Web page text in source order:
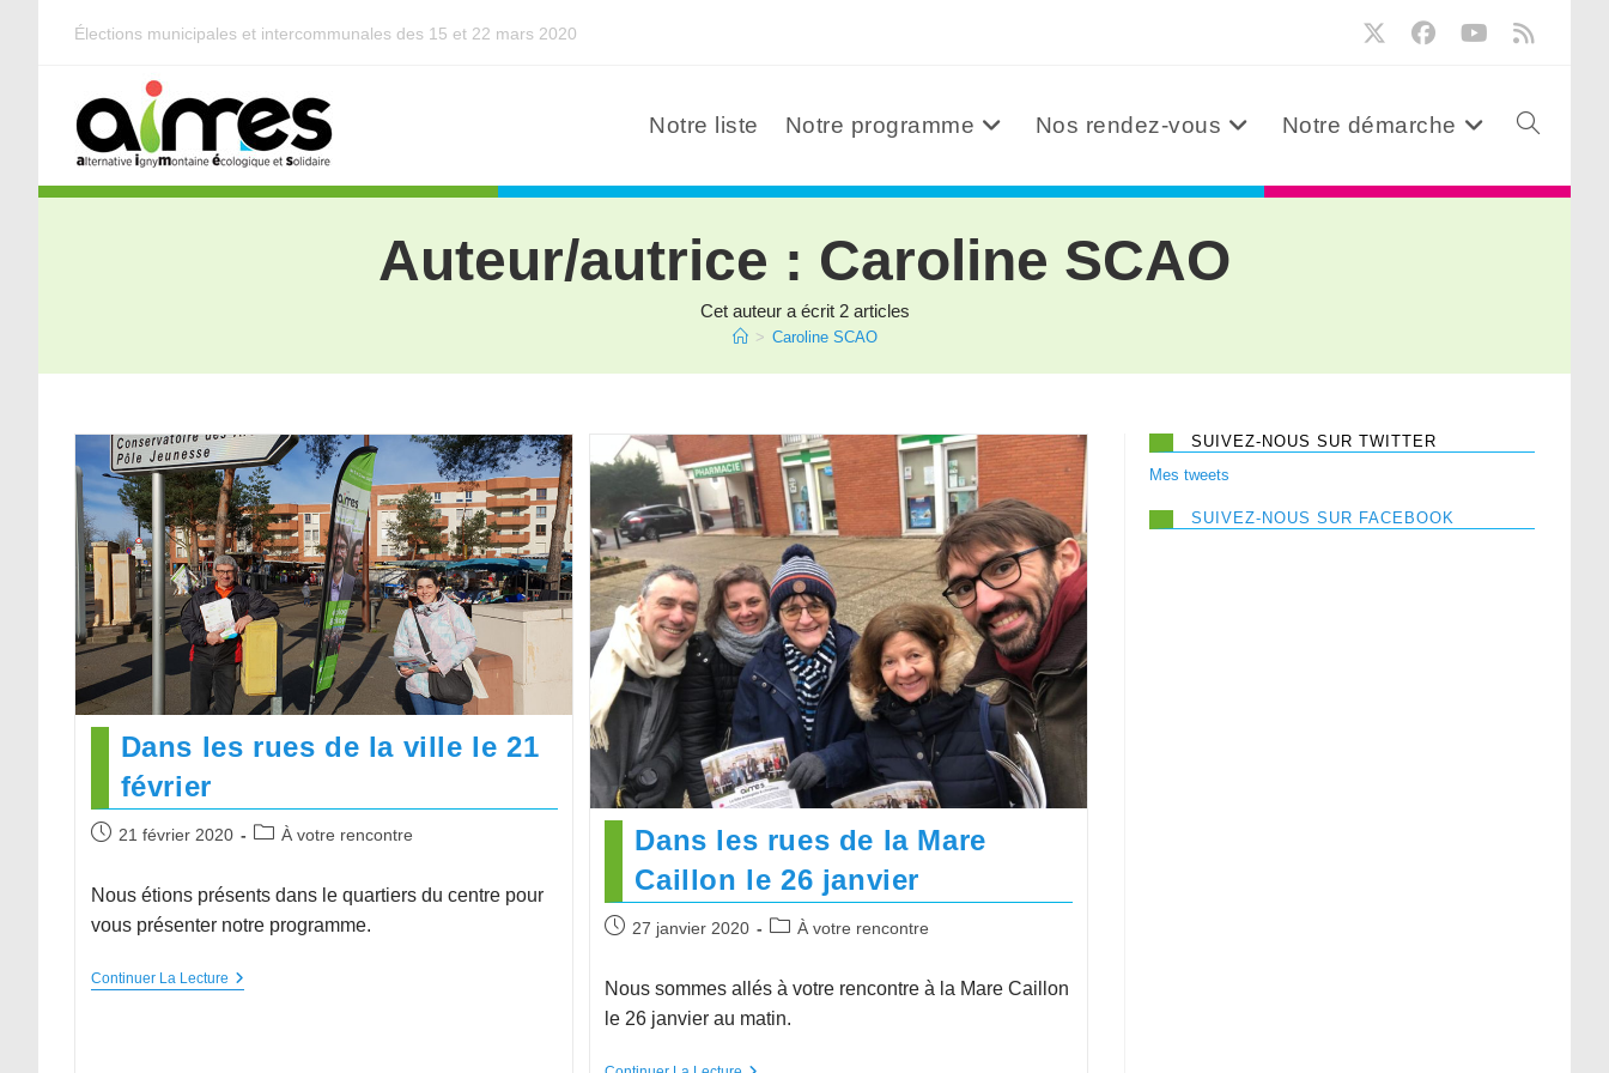
Élections municipales et intercommunales des 15 et 22 mars 2020
Notre liste Notre programme Nos rendez-vous Notre démarche
Auteur/autrice : Caroline SCAO
Cet auteur a écrit 2 articles
> Caroline SCAO
Dans les rues de la ville le 21
février
21 février 2020 À votre rencontre
Nous étions présents dans le quartiers du centre pour
vous présenter notre programme.
Continuer La Lecture
Dans les rues de la Mare
Caillon le 26 janvier
27 janvier 2020 À votre rencontre
Nous sommes allés à votre rencontre à la Mare Caillon
le 26 janvier au matin.
SUIVEZ-NOUS SUR TWITTER
Mes tweets
SUIVEZ-NOUS SUR FACEBOOK